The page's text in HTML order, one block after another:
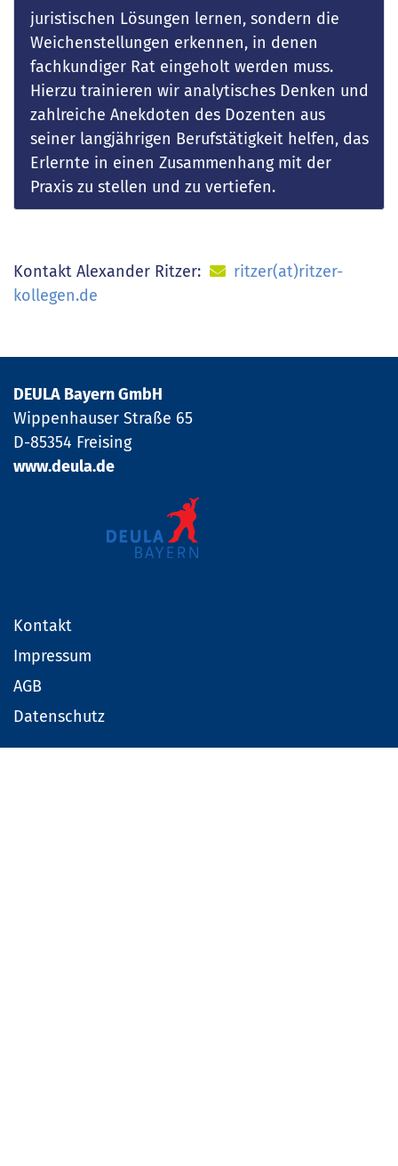
juristischen Lösungen lernen, sondern die
Weichenstellungen erkennen, in denen
fachkundiger Rat eingeholt werden muss.
Hierzu trainieren wir analytisches Denken und
zahlreiche Anekdoten des Dozenten aus
seiner langjährigen Berufstätigkeit helfen, das
Erlernte in einen Zusammenhang mit der
Praxis zu stellen und zu vertiefen.
Kontakt Alexander Ritzer:
ritzer(at)ritzer-
kollegen.de
DEULA Bayern GmbH
Wippenhauser Straße 65
D-85354 Freising
www.deula.de
Kontakt
Impressum
AGB
Datenschutz